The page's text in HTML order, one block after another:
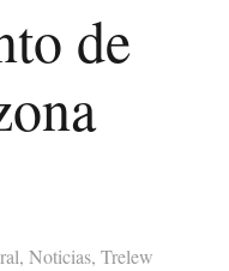
de
, Noticias, Trelew